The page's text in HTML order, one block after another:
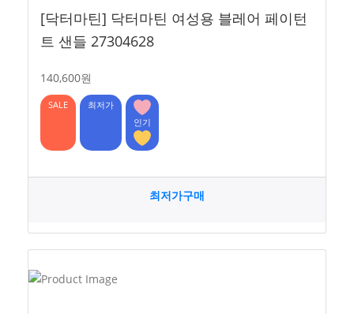
[닥터마틴] 닥터마틴 여성용 블레어 페이턴
트 샌들 27304628
140,600원
SALE
최저가
인기
최저가구매